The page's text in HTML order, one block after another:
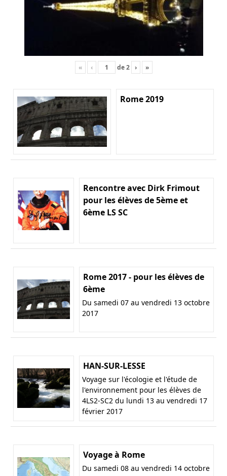
« ‹ de2 › »
Rome 2019
Rencontre avec Dirk Frimout
pour les élèves de 5ème et
6ème LS SC
Rome 2017 - pour les élèves de
6ème
Du samedi 07 au vendredi 13 octobre
2017
HAN-SUR-LESSE
Voyage sur l'écologie et l'étude de
l'environnement pour les élèves de
4LS2-SC2 du lundi 13 au vendredi 17
février 2017
Voyage à Rome
Du samedi 08 au vendredi 14 octobre